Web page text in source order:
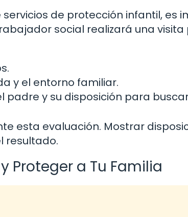
de protección infantil, es
social realizará una
y el entorno familiar.
padre y su disposición para
esta evaluación. Mostrar
resultado.
Proteger a Tu Familia